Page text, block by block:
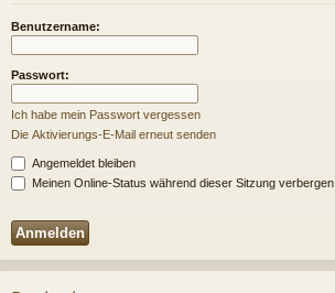
riff
Benutzername:
Passwort:
Ich habe mein Passwort vergessen
Die Aktivierungs-E-Mail erneut senden
Angemeldet bleiben
Meinen Online-Status während dieser Sitzung verbergen